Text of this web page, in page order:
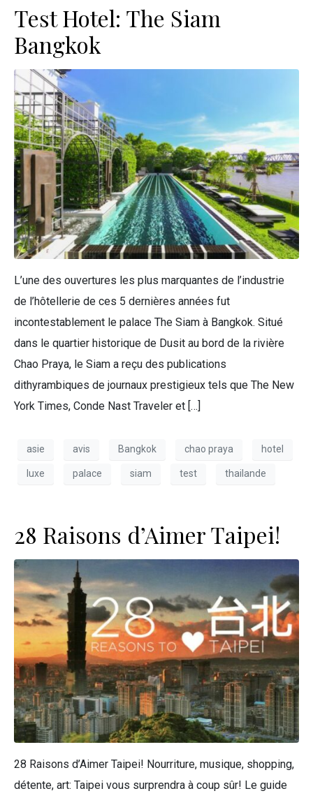
Test Hotel: The Siam
Bangkok
L’une des ouvertures les plus marquantes de l’industrie
de l’hôtellerie de ces 5 dernières années fut
incontestablement le palace The Siam à Bangkok. Situé
dans le quartier historique de Dusit au bord de la rivière
Chao Praya, le Siam a reçu des publications
dithyrambiques de journaux prestigieux tels que The New
York Times, Conde Nast Traveler et […]
asie avis Bangkok chao praya hotel
luxe palace siam test thailande
28 Raisons d’Aimer Taipei!
28 Raisons d’Aimer Taipei! Nourriture, musique, shopping,
détente, art: Taipei vous surprendra à coup sûr! Le guide